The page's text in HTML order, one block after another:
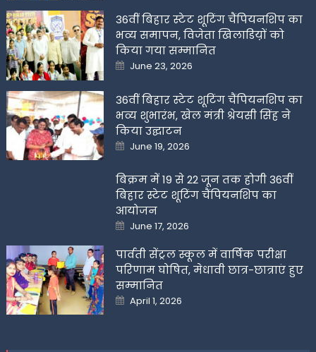
36वीं बिहार स्टेट शूटिंग चैंपियनशिप का
भव्य समापन, विजेता खिलाडिय़ों को
किया गया सम्मानित
Posted
on
June 23, 2026
36वीं बिहार स्टेट शूटिंग चैंपियनशिप का
भव्य शुभारंभ, खेल मंत्री श्रेयसी सिंह ने
किया उद्घाटन
Posted
on
June 19, 2026
बिक्रम में 19 से 22 जून तक होगी 36वीं
बिहार स्टेट शूटिंग चैंपियनशिप का
आयोजन
Posted
on
June 17, 2026
पार्वती सेंट्रल स्कूल में वार्षिक परीक्षा
परिणाम घोषित, मेधावी छात्र-छात्राएं हुए
सम्मानित
Posted
on
April 1, 2026